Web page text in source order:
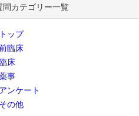
問カテゴリー一覧
トップ
臨床
床
事
アンケート
その他